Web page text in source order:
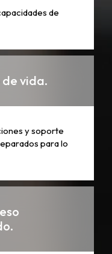
de
vida.
y soporte
para lo